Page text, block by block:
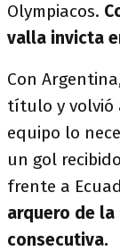
Olympiacos.
valla invicta
Con
título y volvió
equipo lo
un gol
frente a
arquero de la
consecutiva.